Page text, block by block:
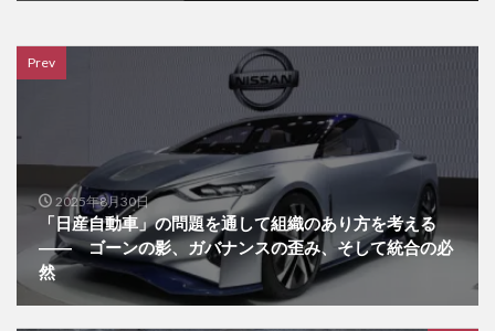
Prev
2025年8月30日
「日産自動車」の問題を通して組織のあり方を考える
―― ゴーンの影、ガバナンスの歪み、そして統合の必
然